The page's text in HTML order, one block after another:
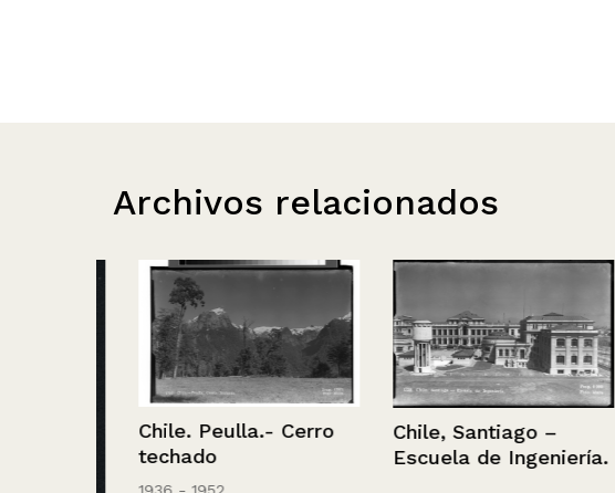
Archivos relacionados
Chile. Peulla.- Cerro
techado
Chile, Santiago –
Escuela de Ingeniería.